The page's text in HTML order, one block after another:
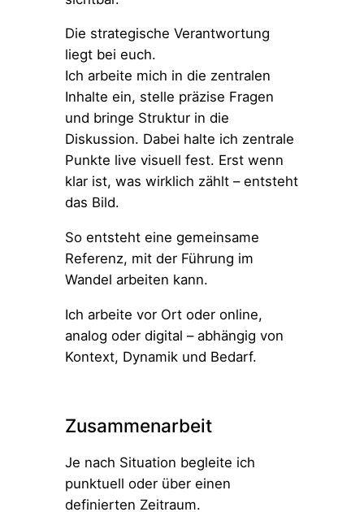
Die strategische Verantwortung
liegt bei euch.
Ich arbeite mich in die zentralen
Inhalte ein, stelle präzise Fragen
und bringe Struktur in die
Diskussion. Dabei halte ich zentrale
Punkte live visuell fest. Erst wenn
klar ist, was wirklich zählt – entsteht
das Bild.
So entsteht eine gemeinsame
Referenz, mit der Führung im
Wandel arbeiten kann.
Ich arbeite vor Ort oder online,
analog oder digital – abhängig von
Kontext, Dynamik und Bedarf.
Zusammenarbeit
Je nach Situation begleite ich
punktuell oder über einen
definierten Zeitraum.